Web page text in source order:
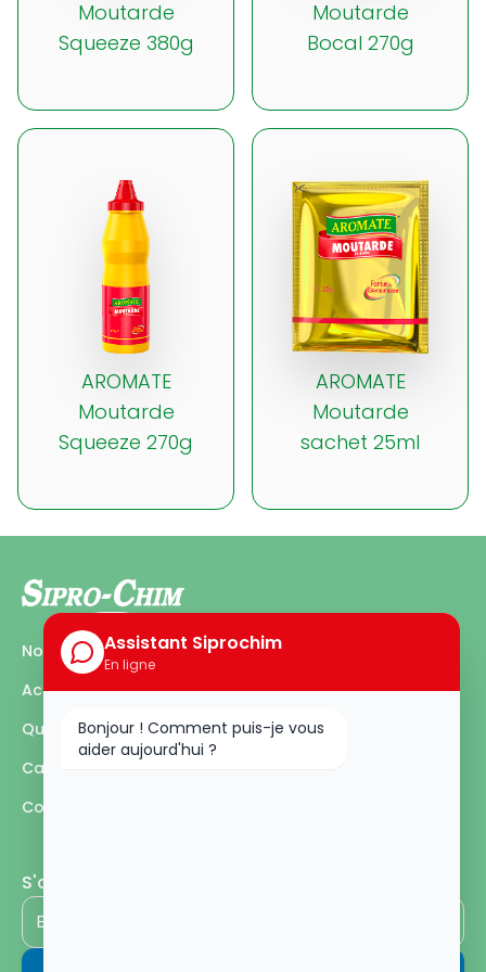
Moutarde
Squeeze 380g
Moutarde
Bocal 270g
AROMATE
Moutarde
Squeeze 270g
AROMATE
Moutarde
sachet 25ml
Nos produits
Actualités
Qui sommes-nous ?
Carrière
Contactez-nous
S'abonner
Assistant Siprochim
En ligne
Bonjour ! Comment puis-je vous
aider aujourd'hui ?